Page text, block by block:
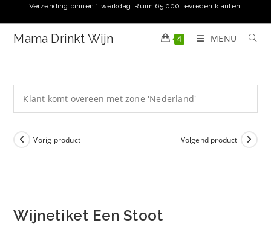
naar
inhoud
Verzending binnen 1 werkdag. Ruim 65.000 tevreden klanten!
Mama Drinkt Wijn 4 MENU
Klant komt overeen met zone 'Nederland'
Vorig product Volgend product
Wijnetiket Een Stoot